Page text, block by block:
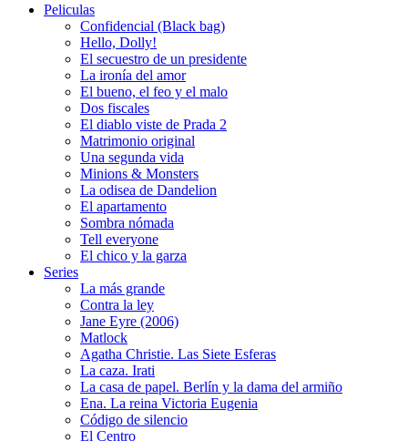
Peliculas
Confidencial (Black bag)
Hello, Dolly!
El secuestro de un presidente
La ironía del amor
El bueno, el feo y el malo
Dos fiscales
El diablo viste de Prada 2
Matrimonio original
Una segunda vida
Minions & Monsters
La odisea de Dandelion
El apartamento
Sombra nómada
Tell everyone
El chico y la garza
Series
La más grande
Contra la ley
Jane Eyre (2006)
Matlock
Agatha Christie. Las Siete Esferas
La caza. Irati
La casa de papel. Berlín y la dama del armiño
Ena. La reina Victoria Eugenia
Código de silencio
El Centro